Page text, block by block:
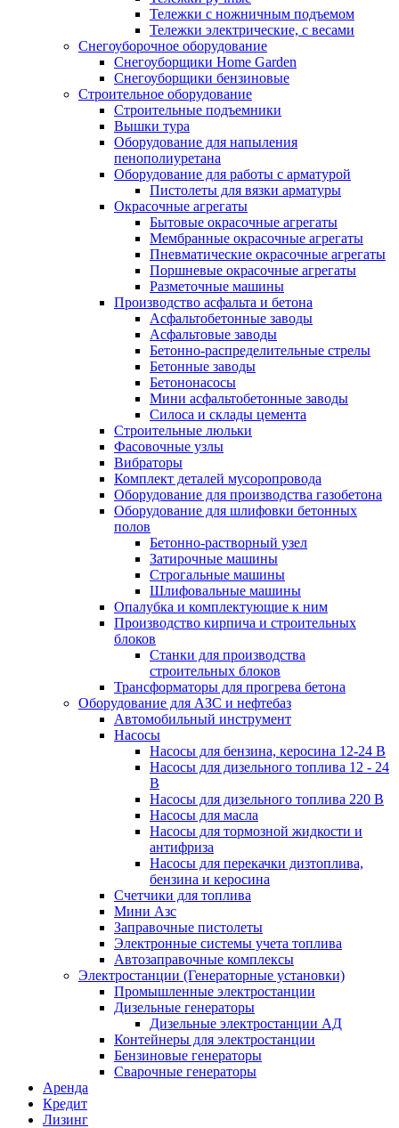
Тележки с ножничным подъемом
Тележки электрические, с весами
Снегоуборочное оборудование
Снегоуборщики Home Garden
Снегоуборщики бензиновые
Строительное оборудование
Cтроительные подъемники
Вышки тура
Оборудование для напыления
пенополиуретана
Оборудование для работы с арматурой
Пистолеты для вязки арматуры
Окрасочные агрегаты
Бытовые окрасочные агрегаты
Мембранные окрасочные агрегаты
Пневматические окрасочные агрегаты
Поршневые окрасочные агрегаты
Разметочные машины
Производство асфальта и бетона
Асфальтобетонные заводы
Асфальтовые заводы
Бетонно-распределительные стрелы
Бетонные заводы
Бетононасосы
Мини асфальтобетонные заводы
Силоса и склады цемента
Строительные люльки
Фасовочные узлы
Вибраторы
Комплект деталей мусоропровода
Оборудование для производства газобетона
Оборудование для шлифовки бетонных
полов
Бетонно-растворный узел
Затирочные машины
Строгальные машины
Шлифовальные машины
Опалубка и комплектующие к ним
Производство кирпича и строительных
блоков
Cтанки для производства
строительных блоков
Трансформаторы для прогрева бетона
Оборудование для АЗС и нефтебаз
Автомобильный инструмент
Насосы
Насосы для бензина, керосина 12-24 В
Насосы для дизельного топлива 12 - 24
В
Насосы для дизельного топлива 220 В
Насосы для масла
Насосы для тормозной жидкости и
антифриза
Насосы для перекачки дизтоплива,
бензина и керосина
Счетчики для топлива
Мини Азс
Заправочные пистолеты
Электронные системы учета топлива
Автозаправочные комплексы
Электростанции (Генераторные установки)
Промышленные электростанции
Дизельные генераторы
Дизельные электростанции АД
Контейнеры для электростанции
Бензиновые генераторы
Сварочные генераторы
Аренда
Кредит
Лизинг